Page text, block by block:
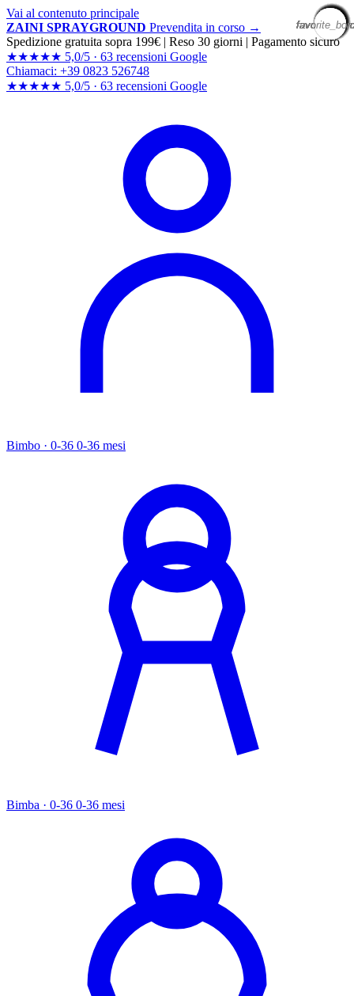
Vai al contenuto principale
ZAINI SPRAYGROUND Prevendita in corso →
Spedizione gratuita sopra 199€ | Reso 30 giorni | Pagamento sicuro
★★★★★ 5,0/5 · 63 recensioni Google
Chiamaci: +39 0823 526748
★★★★★ 5,0/5 · 63 recensioni Google
Bimbo · 0-36 0-36 mesi
Bimba · 0-36 0-36 mesi